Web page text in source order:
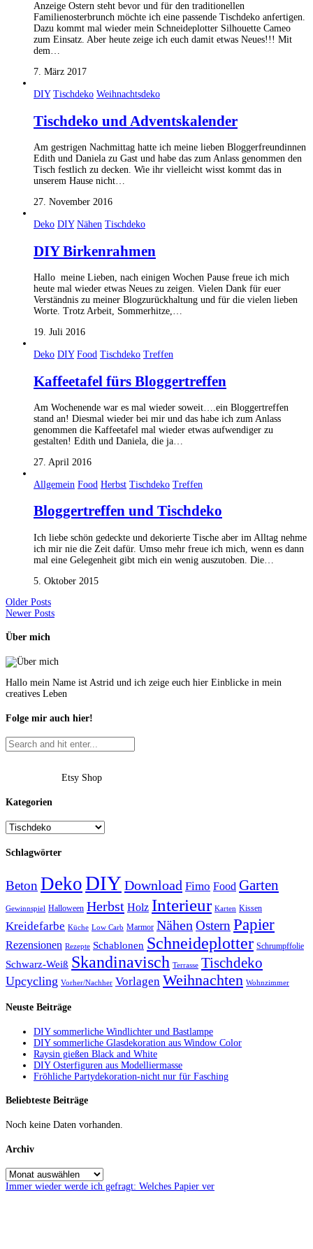
Anzeige Ostern steht bevor und für den traditionellen
Familienosterbrunch möchte ich eine passende Tischdeko anfertigen.
Dazu kommt mal wieder mein Schneideplotter Silhouette Cameo
zum Einsatz. Aber heute zeige ich euch damit etwas Neues!!! Mit
dem…
7. März 2017
DIY Tischdeko Weihnachtsdeko
Tischdeko und Adventskalender
Am gestrigen Nachmittag hatte ich meine lieben Bloggerfreundinnen
Edith und Daniela zu Gast und habe das zum Anlass genommen den
Tisch festlich zu decken. Wie ihr vielleicht wisst kommt das in
unserem Hause nicht…
27. November 2016
Deko DIY Nähen Tischdeko
DIY Birkenrahmen
Hallo meine Lieben, nach einigen Wochen Pause freue ich mich
heute mal wieder etwas Neues zu zeigen. Vielen Dank für euer
Verständnis zu meiner Blogzurückhaltung und für die vielen lieben
Worte. Trotz Arbeit, Sommerhitze,…
19. Juli 2016
Deko DIY Food Tischdeko Treffen
Kaffeetafel fürs Bloggertreffen
Am Wochenende war es mal wieder soweit….ein Bloggertreffen
stand an! Diesmal wieder bei mir und das habe ich zum Anlass
genommen die Kaffeetafel mal wieder etwas aufwendiger zu
gestalten! Edith und Daniela, die ja…
27. April 2016
Allgemein Food Herbst Tischdeko Treffen
Bloggertreffen und Tischdeko
Ich liebe schön gedeckte und dekorierte Tische aber im Alltag nehme
ich mir nie die Zeit dafür. Umso mehr freue ich mich, wenn es dann
mal eine Gelegenheit gibt mich ein wenig auszutoben. Die…
5. Oktober 2015
Older Posts
Newer Posts
Über mich
Hallo mein Name ist Astrid und ich zeige euch hier Einblicke in mein
creatives Leben
Folge mir auch hier!
Etsy Shop
Kategorien
Schlagwörter
Beton DekoDIYDownload Fimo Food Garten
Gewinnspiel Halloween Herbst Holz Interieur Karten Kissen
Kreidefarbe Küche Low Carb Marmor Nähen Ostern Papier
Rezensionen Rezepte Schablonen Schneideplotter Schrumpffolie
Schwarz-Weiß Skandinavisch Terrasse Tischdeko
Upcycling Vorher/Nachher Vorlagen Weihnachten Wohnzimmer
Neuste Beiträge
DIY sommerliche Windlichter und Bastlampe
DIY sommerliche Glasdekoration aus Window Color
Raysin gießen Black and White
DIY Osterfiguren aus Modelliermasse
Fröhliche Partydekoration-nicht nur für Fasching
Beliebteste Beiträge
Noch keine Daten vorhanden.
Archiv
Immer wieder werde ich gefragt: Welches Papier ver